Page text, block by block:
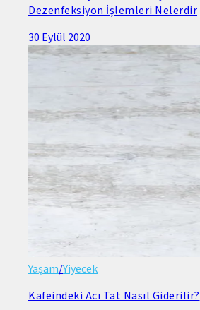
Dezenfeksiyon İşlemleri Nelerdir
30 Eylül 2020
Yaşam/Yiyecek
Kafeindeki Acı Tat Nasıl Giderilir?